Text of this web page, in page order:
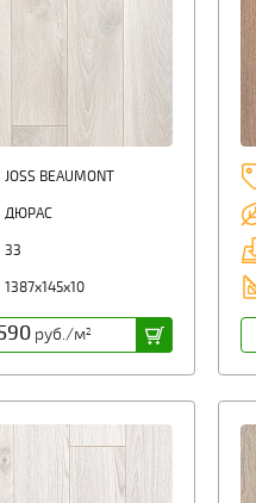
JOSS BEAUMONT
ДЮРАС
33
1387x145x10
руб./м2